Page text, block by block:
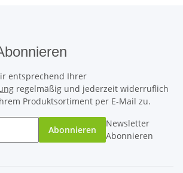
entsprechend Ihrer
regelmäßig und jederzeit widerruflich
Produktsortiment per E-Mail zu.
Abonnieren
Newsletter
Abonnieren